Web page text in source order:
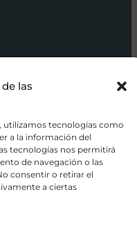
las
utilizamos tecnologías como
a la información del
tecnologías nos permitirá
de navegación o las
consentir o retirar el
a ciertas
A PASITO